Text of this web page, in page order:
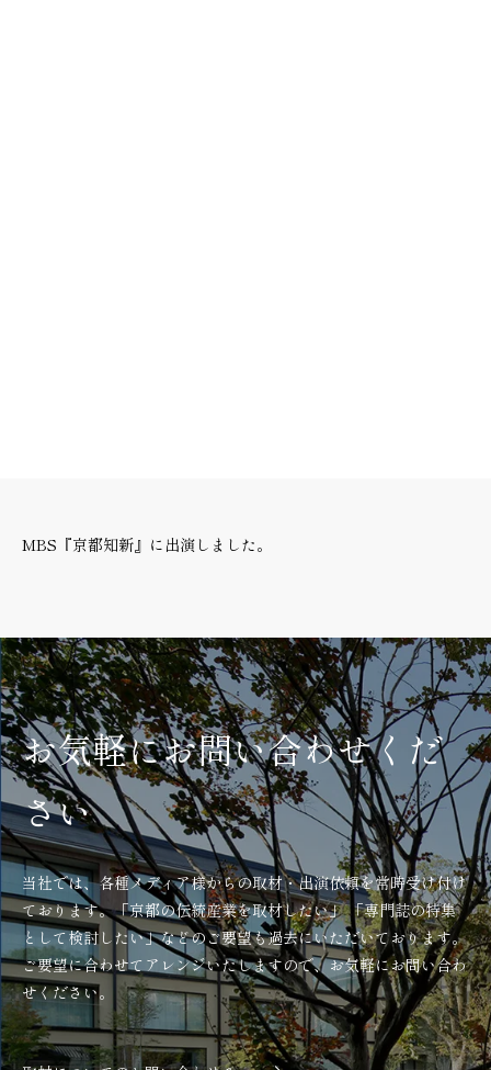
MBS『京都知新』に出演しました。
お気軽にお問い合わせくだ
さい
当社では、各種メディア様からの取材・出演依頼を常時受け付け
ております。「京都の伝統産業を取材したい」 「専門誌の特集
として検討したい」などのご要望も過去にいただいております。
ご要望に合わせてアレンジいたしますので、お気軽にお問い合わ
せください。